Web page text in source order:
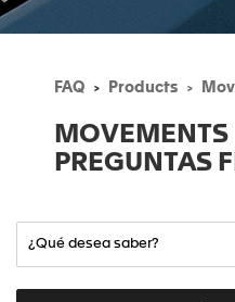
FAQ Products
MOVEMENTS
PREGUNTAS